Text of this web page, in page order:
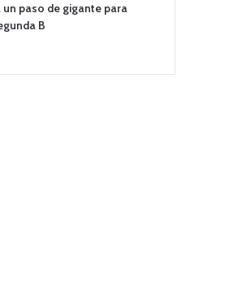
un paso de gigante para
B